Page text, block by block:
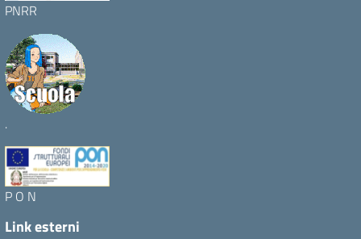
PNRR
.
P O N
Link esterni